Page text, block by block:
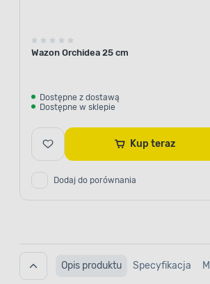
Wazon Orchidea 25 cm
Dostępne z dostawą
Dostępne w sklepie
Kup teraz
Dodaj do porównania
Opis produktu Specyfikacja